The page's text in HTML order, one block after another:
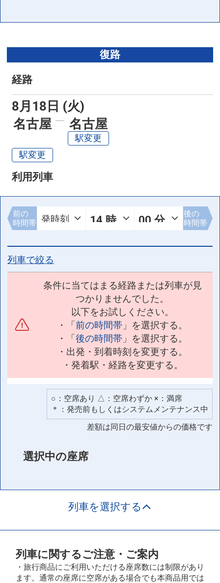
復路
経路
8月18日 (火)
名古屋
駅変更
名古屋
駅変更
利用列車
前の
時間帯
後の
時間帯
列車で絞る
条件に当てはまる経路または列車が見
つかりませんでした。
以下をお試しください。
・「前の時間帯 」を選択する。
・「後の時間帯 」を選択する。
・出発・到着時刻を変更する。
・発着駅・経路を変更する。
○：空席あり △：空席わずか ×：満席
＊：発売前もしくはシステムメンテナンス中
差額は同日の最安値からの価格です
選択中の座席
列車を選択する
列車に関するご注意・ご案内
・旅行商品にご利用いただける座席数には制限があり
ます。通常の座席に空席がある場合でも本商品用では